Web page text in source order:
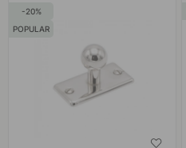
20
POPULAR